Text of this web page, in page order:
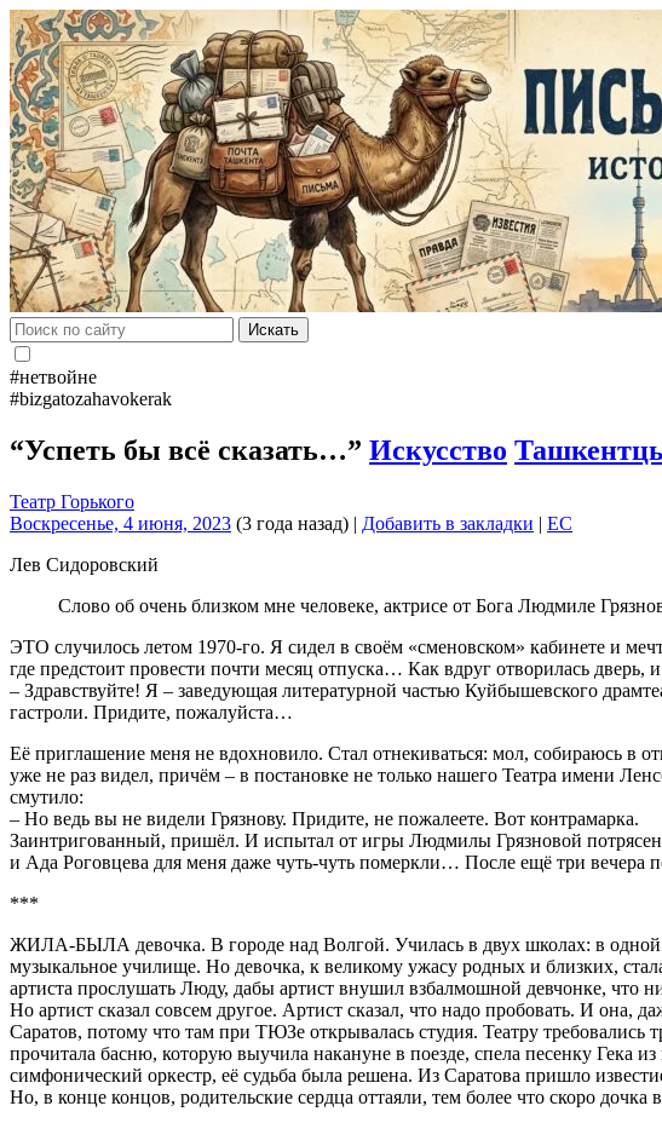
Искать
#нетвойне
#bizgatozahavokerak
“Успеть бы всё сказать…” Искусство
Театр Горького
Воскресенье, 4 июня, 2023 (3 года назад) | Добавить в закладки | EC
Лев Сидоровский
Слово об очень близком мне человеке, актрисе от Бога Людмиле
ЭТО случилось летом 1970-го. Я сидел в своём «сменовском» кабинете и
где предстоит провести почти месяц отпуска… Как вдруг отворилась дверь,
– Здравствуйте! Я – заведующая литературной частью Куйбышевского
гастроли. Придите, пожалуйста…
Её приглашение меня не вдохновило. Стал отнекиваться: мол, собираюсь в
уже не раз видел, причём – в постановке не только нашего Театра имени
смутило:
– Но ведь вы не видели Грязнову. Придите, не пожалеете. Вот контрамарка.
Заинтригованный, пришёл. И испытал от игры Людмилы Грязновой
и Ада Роговцева для меня даже чуть-чуть померкли… После ещё три
***
ЖИЛА-БЫЛА девочка. В городе над Волгой. Училась в двух школах: в одной
музыкальное училище. Но девочка, к великому ужасу родных и близких,
артиста прослушать Люду, дабы артист внушил взбалмошной девчонке, что
Но артист сказал совсем другое. Артист сказал, что надо пробовать. И она,
Саратов, потому что там при ТЮЗе открывалась студия. Театру требовались
прочитала басню, которую выучила накануне в поезде, спела песенку Гека
симфонический оркестр, её судьба была решена. Из Саратова пришло
Но, в конце концов, родительские сердца оттаяли, тем более что скоро